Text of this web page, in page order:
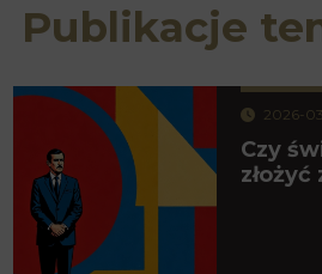
Publikacje
2026-
Czy